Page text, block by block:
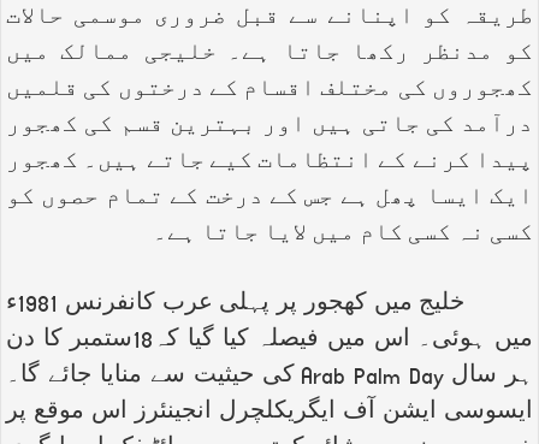
طریقہ کو اپنانے سے قبل ضروری موسمی حالات
کو مدنظر رکھا جاتا ہے۔ خلیجی ممالک میں
کھجوروں کی مختلف اقسام کے درختوں کی قلمیں
درآمد کی جاتی ہیں اور بہترین قسم کی کھجور
پیدا کرنے کے انتظامات کیے جاتے ہیں۔ کھجور
ایک ایسا پھل ہے جس کے درخت کے تمام حصوں کو
کسی نہ کسی کام میں لایا جاتا ہے۔
خلیج میں کھجور پر پہلی عرب کانفرنس 1981ء
میں ہوئی۔ اس میں فیصلہ کیا گیا کہ18ستمبر کا دن
ہر سال Arab Palm Day کی حیثیت سے منایا جائے گا۔
ایسوسی ایشن آف ایگریکلچرل انجینئرز اس موقع پر